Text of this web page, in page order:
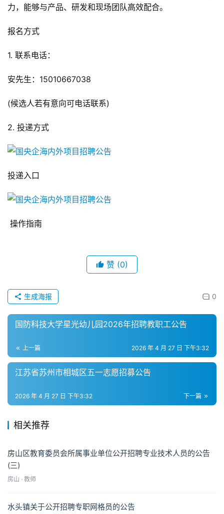
力，能够与产品、研发和现场团队高效配合。
报名方式
1. 联系电话：
安先生：15010667038
(候选人若有意向可电话联系)
2. 投递方式
投递入口
操作指南
赞 (0)
0
生成海报
国防科技大学星光幼儿园2026年招聘教职工公告
上一篇 2026 年 4 月 27 日 下午3:32
江苏省苏州市相城区五一志愿招募公告
下一篇
2026 年 4 月 27 日 下午3:32
相关推荐
房山区教育委员会所属事业单位公开招聘专业技术人员的公告
(三)
房山 · 教师
水头镇关于公开招聘专职网格员的公告